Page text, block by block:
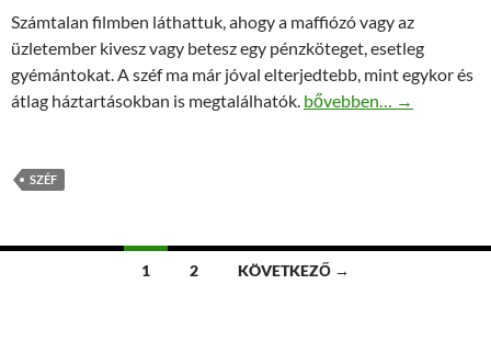
Számtalan filmben láthattuk, ahogy a maffiózó vagy az
üzletember kivesz vagy betesz egy pénzköteget, esetleg
gyémántokat. A széf ma már jóval elterjedtebb, mint egykor és
átlag háztartásokban is megtalálhatók. Bővebben az otthoni
bővebben… →
SZÉF
Bejegyzések
1 2 KÖVETKEZŐ →